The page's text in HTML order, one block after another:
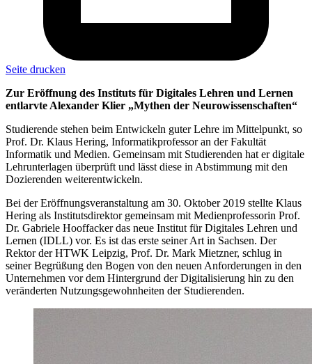
Seite drucken
Zur Eröffnung des Instituts für Digitales Lehren und Lernen
entlarvte Alexander Klier „Mythen der Neurowissenschaften“
Studierende stehen beim Entwickeln guter Lehre im Mittelpunkt, so
Prof. Dr. Klaus Hering, Informatikprofessor an der Fakultät
Informatik und Medien. Gemeinsam mit Studierenden hat er digitale
Lehrunterlagen überprüft und lässt diese in Abstimmung mit den
Dozierenden weiterentwickeln.
Bei der Eröffnungsveranstaltung am 30. Oktober 2019 stellte Klaus
Hering als Institutsdirektor gemeinsam mit Medienprofessorin Prof.
Dr. Gabriele Hooffacker das neue Institut für Digitales Lehren und
Lernen (IDLL) vor. Es ist das erste seiner Art in Sachsen. Der
Rektor der HTWK Leipzig, Prof. Dr. Mark Mietzner, schlug in
seiner Begrüßung den Bogen von den neuen Anforderungen in den
Unternehmen vor dem Hintergrund der Digitalisierung hin zu den
veränderten Nutzungsgewohnheiten der Studierenden.